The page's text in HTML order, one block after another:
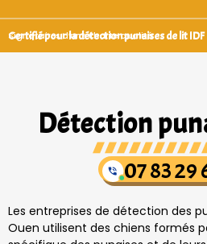
Certifié pour la détection punaises de lit IDF
Signataires d’une charte qualité
Détection
07 83 29
Les entreprises de détection des
Ouen utilisent des chiens formés